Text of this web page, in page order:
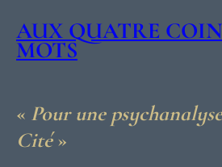
AUX QUATRE
MOTS
« Pour une
Cité»